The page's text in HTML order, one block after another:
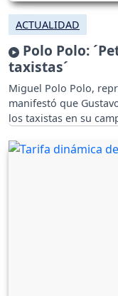
ACTUALIDAD
Polo Polo:
taxistas´
Miguel Polo Polo,
manifestó que
los taxistas en su